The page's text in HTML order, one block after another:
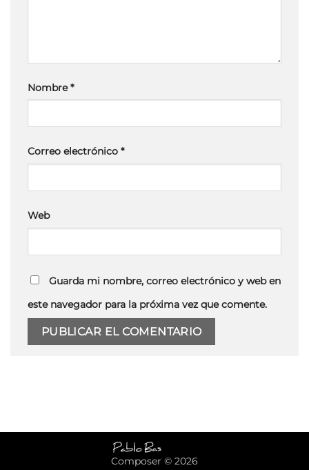
Nombre*
Correo electrónico *
Web
Guarda mi nombre, correo electrónico y web en
este navegador para la próxima vez que comente.
Composer © 2026